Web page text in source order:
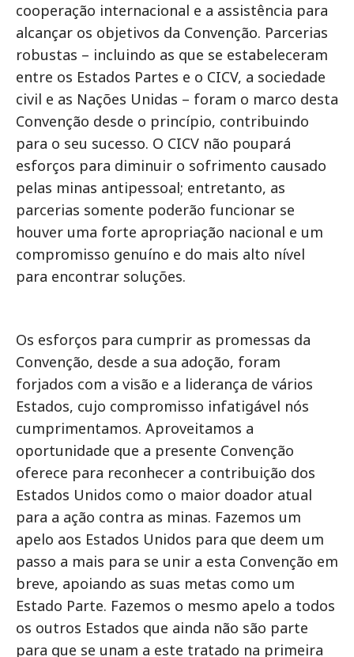
cooperação internacional e a assistência para
alcançar os objetivos da Convenção. Parcerias
robustas – incluindo as que se estabeleceram
entre os Estados Partes e o CICV, a sociedade
civil e as Nações Unidas – foram o marco desta
Convenção desde o princípio, contribuindo
para o seu sucesso. O CICV não poupará
esforços para diminuir o sofrimento causado
pelas minas antipessoal; entretanto, as
parcerias somente poderão funcionar se
houver uma forte apropriação nacional e um
compromisso genuíno e do mais alto nível
para encontrar soluções.
Os esforços para cumprir as promessas da
Convenção, desde a sua adoção, foram
forjados com a visão e a liderança de vários
Estados, cujo compromisso infatigável nós
cumprimentamos. Aproveitamos a
oportunidade que a presente Convenção
oferece para reconhecer a contribuição dos
Estados Unidos como o maior doador atual
para a ação contra as minas. Fazemos um
apelo aos Estados Unidos para que deem um
passo a mais para se unir a esta Convenção em
breve, apoiando as suas metas como um
Estado Parte. Fazemos o mesmo apelo a todos
os outros Estados que ainda não são parte
para que se unam a este tratado na primeira